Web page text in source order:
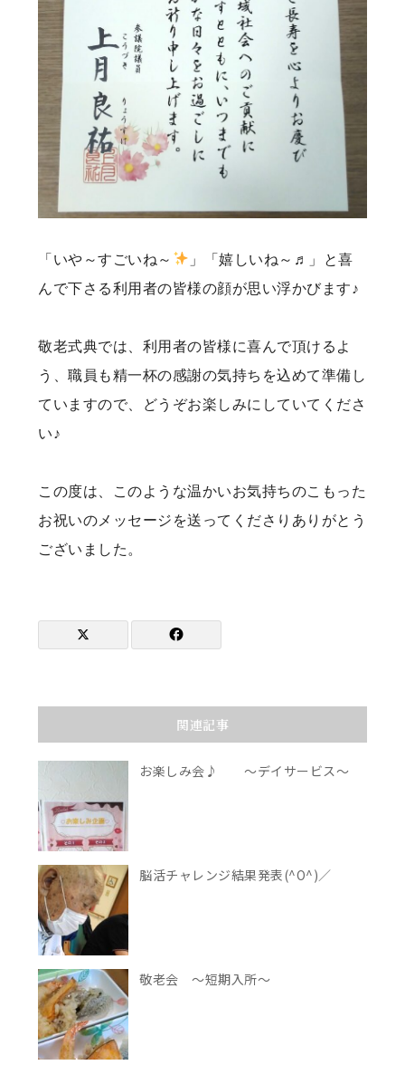
「いや～すごいね～
」「嬉しいね～♬」と喜
んで下さる利用者の皆様の顔が思い浮かびます♪
敬老式典では、利用者の皆様に喜んで頂けるよ
う、職員も精一杯の感謝の気持ちを込めて準備し
ていますので、どうぞお楽しみにしていてくださ
い♪
この度は、このような温かいお気持ちのこもった
お祝いのメッセージを送ってくださりありがとう
ございました。
関連記事
お楽しみ会♪ ～デイサービス～
脳活チャレンジ結果発表(^O^)／
敬老会 ～短期入所～